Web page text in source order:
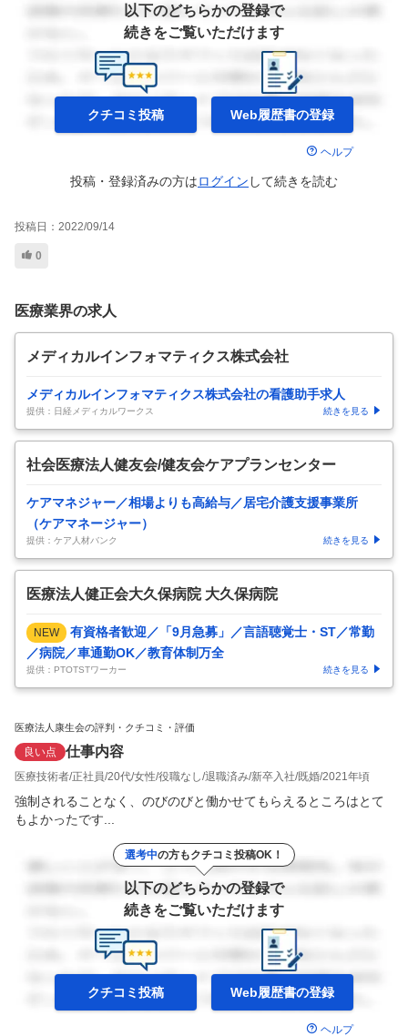
以下のどちらかの登録で
続きをご覧いただけます
クチコミ投稿 Web履歴書の登録
ヘルプ
投稿・登録済みの方はログイン して続きを読む
投稿日： 2022/09/14
0
医療業界の求人
メディカルインフォマティクス株式会社
メディカルインフォマティクス株式会社の看護助手求人
提供：日経メディカルワークス 続きを見る
社会医療法人健友会/健友会ケアプランセンター
ケアマネジャー／相場よりも高給与／居宅介護支援事業所
（ケアマネージャー）
提供：ケア人材バンク 続きを見る
医療法人健正会大久保病院 大久保病院
NEW
有資格者歓迎／「9月急募」／言語聴覚士・ST／常勤
／病院／車通勤OK／教育体制万全
提供：PTOTSTワーカー 続きを見る
医療法人康生会の評判・クチコミ・評価
良い点 仕事内容
医療技術者 正社員 20代 女性 役職なし 退職済み 新卒入社 既婚 2021年頃
強制されることなく、のびのびと働かせてもらえるところはとて
もよかったです...
選考中の方もクチコミ投稿OK！
以下のどちらかの登録で
続きをご覧いただけます
クチコミ投稿 Web履歴書の登録
ヘルプ